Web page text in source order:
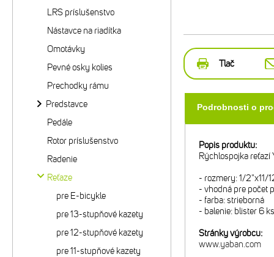
Tlač
Podrobnosti o
Popis produktu:
Rýchlospojka
- rozmery: 1/2"x11/
- vhodná pre počet
- farba: strieborná
- balenie: blister 6 ks
Stránky výrobcu:
www.yaban.com
LRS príslušenstvo
Nástavce na riadítka
Omotávky
Pevné osky kolies
Prechodky rámu
Predstavce
Pedále
Rotor príslušenstvo
Radenie
Reťaze
pre E-bicykle
pre 13-stupňové kazety
pre 12-stupňové kazety
pre 11-stupňové kazety